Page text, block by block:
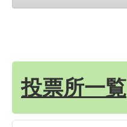
投票所一覧